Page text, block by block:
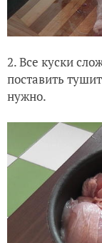
2. Все куски
поставить
нужно.